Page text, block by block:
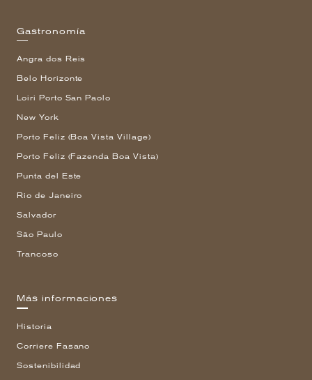
Gastronomía
Angra dos Reis
Belo Horizonte
Loiri Porto San Paolo
New York
Porto Feliz (Boa Vista Village)
Porto Feliz (Fazenda Boa Vista)
Punta del Este
Rio de Janeiro
Salvador
São Paulo
Trancoso
Más informaciones
Historia
Corriere Fasano
Sostenibilidad